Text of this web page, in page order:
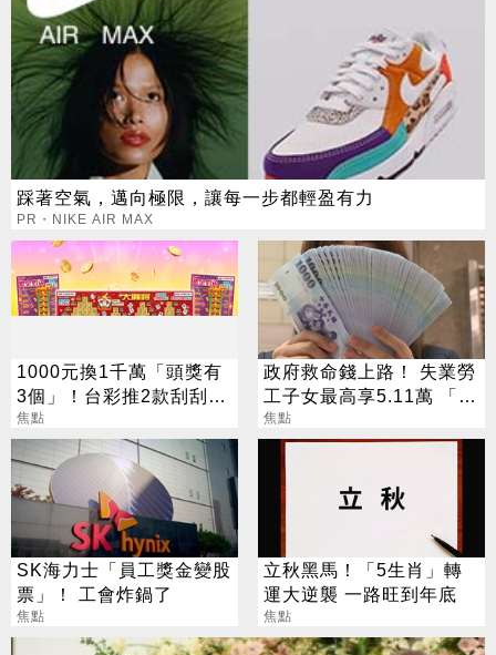
踩著空氣，邁向極限，讓每一步都輕盈有力
PR・NIKE AIR MAX
1000元換1千萬「頭獎有
3個」！台彩推2款刮刮樂
總獎金逾33億
焦點
政府救命錢上路！ 失業勞
工子女最高享5.11萬 「雙
軌補助」一次看懂
焦點
SK海力士「員工獎金變股
票」！ 工會炸鍋了
焦點
立秋黑馬！「5生肖」轉
運大逆襲 一路旺到年底
焦點